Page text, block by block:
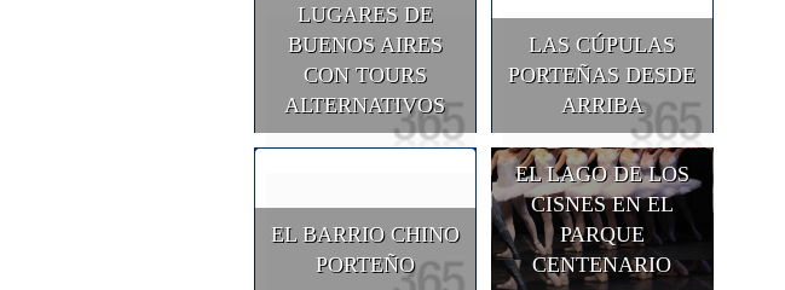
LUGARES DE
BUENOS AIRES
CON TOURS
ALTERNATIVOS
LAS CÚPULAS
PORTEÑAS DESDE
ARRIBA
EL BARRIO CHINO
PORTEÑO
EL LAGO DE LOS
CISNES EN EL
PARQUE
CENTENARIO